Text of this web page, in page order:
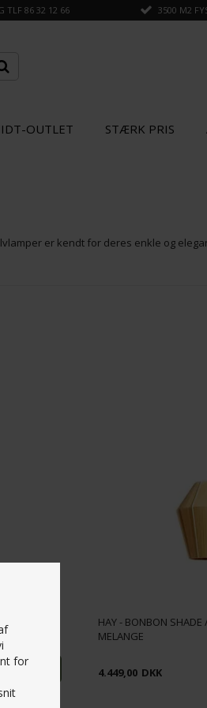
for
TLF 86 32 12 66 3500 M2
OUTLET STÆRK PRIS
er kendt for deres enkle og
HAY - BONBON SHADE
MELANGE
4.449,00 DKK